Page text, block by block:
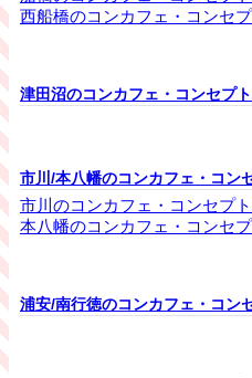
西船橋のコンカフェ・コンセ
津田沼のコンカフェ・コンセプ
市川/本八幡のコンカフェ・コン
市川のコンカフェ・コンセプ
本八幡のコンカフェ・コンセ
浦安/南行徳のコンカフェ・コン